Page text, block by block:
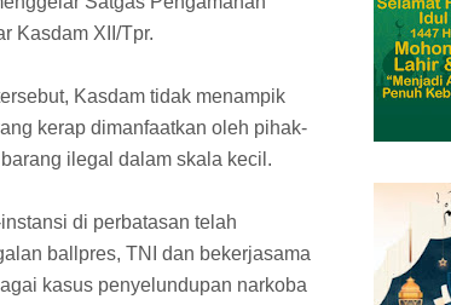
Kasdam XII/Tpr.
Kasdam tidak menampik
kerap dimanfaatkan oleh pihak-
ilegal dalam skala kecil.
di perbatasan telah
ballpres, TNI dan bekerjasama
kasus penyelundupan narkoba